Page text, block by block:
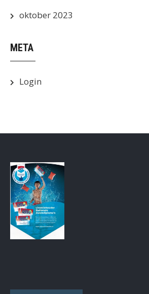
oktober 2023
META
Login